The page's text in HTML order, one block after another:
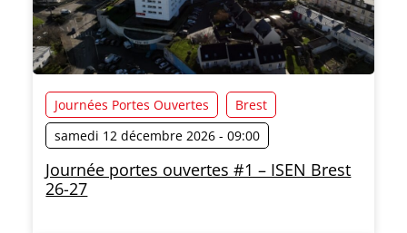
Journées Portes Ouvertes
Brest
samedi 12 décembre 2026 - 09:00
Journée portes ouvertes #1 – ISEN Brest
26-27